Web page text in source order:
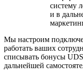
систему
и в
Мы настроим
работать ваших
списывать бонусы
дальнейшей